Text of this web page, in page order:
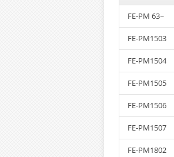
FE-PM 63~
FE-PM1503
FE-PM1504
FE-PM1505
FE-PM1506
FE-PM1507
FE-PM1802